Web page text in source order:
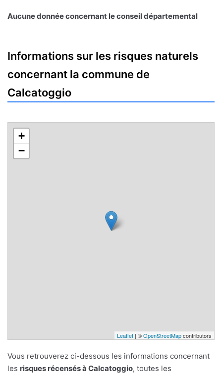
Aucune donnée concernant le conseil départemental
Informations sur les risques naturels
concernant la commune de
Calcatoggio
+
−
Leaflet | ©OpenStreetMapcontributors
Vous retrouverez ci-dessous les informations concernant
les risques récensés à Calcatoggio, toutes les